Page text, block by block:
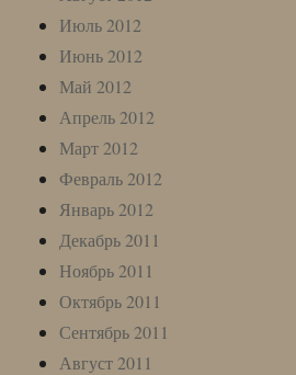
Июль 2012
Июнь 2012
Май 2012
Апрель 2012
Март 2012
Февраль 2012
Январь 2012
Декабрь 2011
Ноябрь 2011
Октябрь 2011
Сентябрь 2011
Август 2011